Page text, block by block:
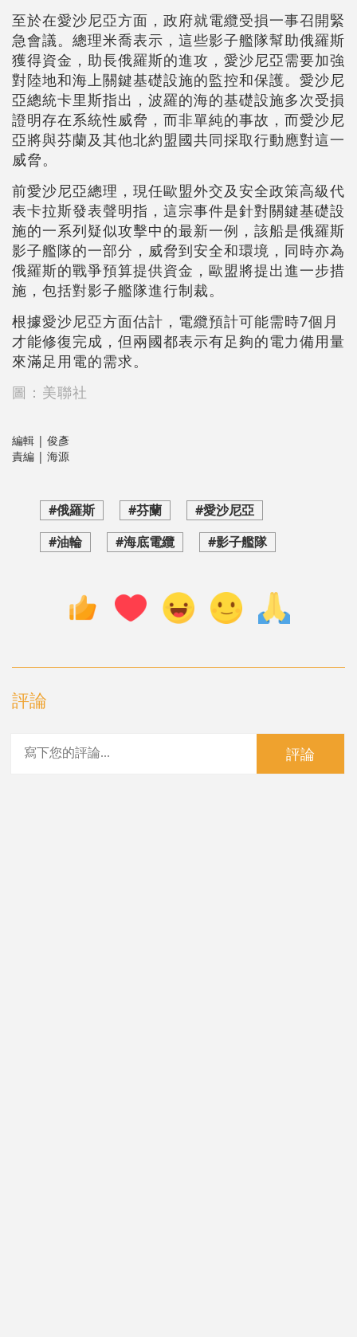
至於在愛沙尼亞方面，政府就電纜受損一事召開緊
急會議。總理米喬表示，這些影子艦隊幫助俄羅斯
獲得資金，助長俄羅斯的進攻，愛沙尼亞需要加強
對陸地和海上關鍵基礎設施的監控和保護。愛沙尼
亞總統卡里斯指出，波羅的海的基礎設施多次受損
證明存在系統性威脅，而非單純的事故，而愛沙尼
亞將與芬蘭及其他北約盟國共同採取行動應對這一
威脅。
前愛沙尼亞總理，現任歐盟外交及安全政策高級代
表卡拉斯發表聲明指，這宗事件是針對關鍵基礎設
施的一系列疑似攻擊中的最新一例，該船是俄羅斯
影子艦隊的一部分，威脅到安全和環境，同時亦為
俄羅斯的戰爭預算提供資金，歐盟將提出進一步措
施，包括對影子艦隊進行制裁。
根據愛沙尼亞方面估計，電纜預計可能需時7個月
才能修復完成，但兩國都表示有足夠的電力備用量
來滿足用電的需求。
圖：美聯社
編輯 | 俊彥
責編 | 海源
#俄羅斯 #芬蘭
#愛沙尼亞
#油輪
#海底電纜 #影子艦隊
評論
評論